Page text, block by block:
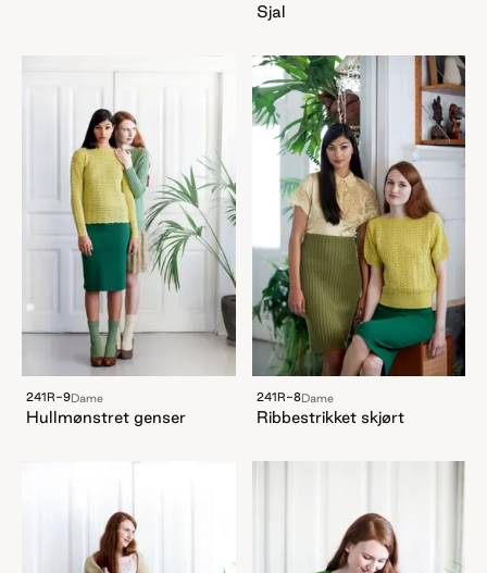
Sjal
241R-9Dame
Hullmønstret genser
241R-8Dame
Ribbestrikket skjørt